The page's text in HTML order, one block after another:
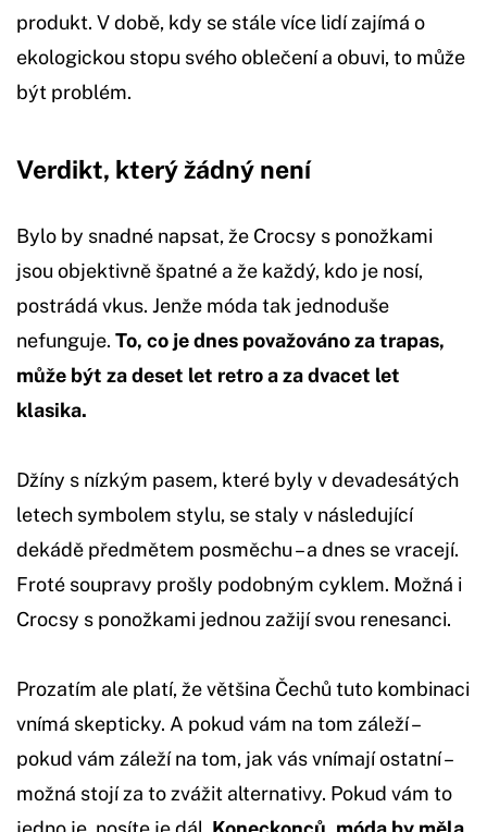
produkt. V době, kdy se stále více lidí zajímá o
ekologickou stopu svého oblečení a obuvi, to může
být problém.
Verdikt, který žádný není
Bylo by snadné napsat, že Crocsy s ponožkami
jsou objektivně špatné a že každý, kdo je nosí,
postrádá vkus. Jenže móda tak jednoduše
nefunguje. To, co je dnes považováno za trapas,
může být za deset let retro a za dvacet let
klasika.
Džíny s nízkým pasem, které byly v devadesátých
letech symbolem stylu, se staly v následující
dekádě předmětem posměchu – a dnes se vracejí.
Froté soupravy prošly podobným cyklem. Možná i
Crocsy s ponožkami jednou zažijí svou renesanci.
Prozatím ale platí, že většina Čechů tuto kombinaci
vnímá skepticky. A pokud vám na tom záleží –
pokud vám záleží na tom, jak vás vnímají ostatní –
možná stojí za to zvážit alternativy. Pokud vám to